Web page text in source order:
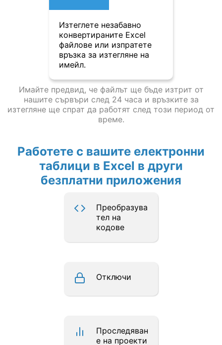
Изтеглете незабавно
конвертираните Excel
файлове или изпратете
връзка за изтегляне на
имейл.
Имайте предвид, че файлът ще бъде изтрит от
нашите сървъри след 24 часа и връзките за
изтегляне ще спрат да работят след този период от
време.
Работете с вашите електронни
таблици в Excel в други
безплатни приложения
Преобразува
тел на
кодове
Отключи
Проследяван
е на проекти